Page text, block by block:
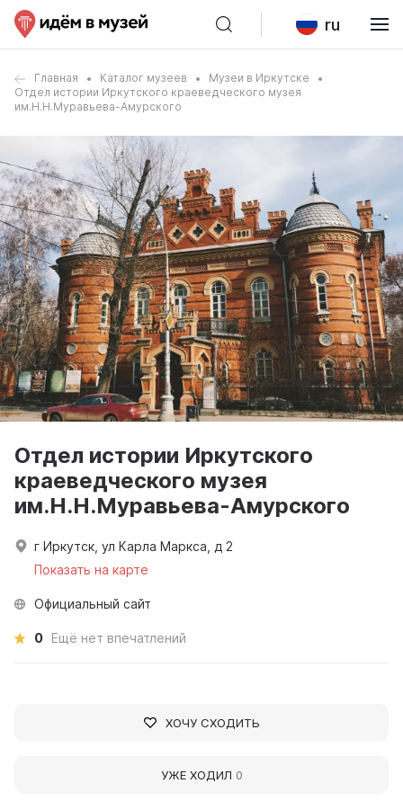
ru
Главная Каталог музеев
Музеи в Иркутске
Отдел истории Иркутского краеведческого музея
им.Н.Н.Муравьева-Амурского
Отдел истории Иркутского
краеведческого музея
им.Н.Н.Муравьева-Амурского
г Иркутск, ул Карла Маркса, д 2
Показать на карте
Официальный сайт
0 Ещё нет впечатлений
ХОЧУ СХОДИТЬ
УЖЕ ХОДИЛ 0